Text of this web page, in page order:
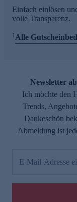
Einfach einlösen
volle Transparenz.
1Alle
Newsletter
Ich möchte den
Trends,
Dankeschön
Abmeldung ist
E-Mail-Adresse